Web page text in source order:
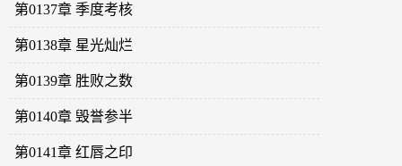
第0137章 季度考核
第0138章 星光灿烂
第0139章 胜败之数
第0140章 毁誉参半
第0141章 红唇之印